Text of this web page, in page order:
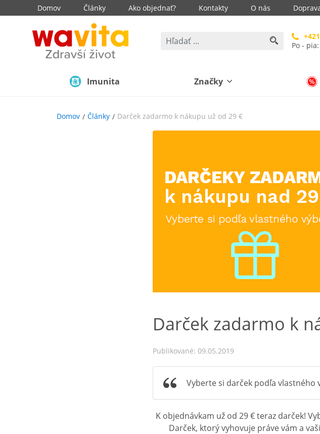
Domov Články Ako objednať? Kontakty O nás
Po -
Imunita Značky
Domov Články Darček zadarmo k nákupu už od 29 €
Darček zadarmo k
Publikované: 09.05.2019
Vyberte si darček podľa vlastného
K objednávkam už od 29 € teraz darček!
Darček, ktorý vyhovuje práve vám a